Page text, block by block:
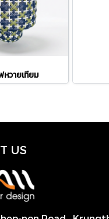
หวายเทียม
US